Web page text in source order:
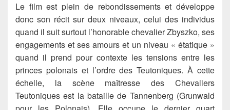
Le film est plein de rebondissements et développe
donc son récit sur deux niveaux, celui des individus
quand il suit surtout l’honorable chevalier Zbyszko, ses
engagements et ses amours et un niveau « étatique »
quand il prend pour contexte les tensions entre les
princes polonais et l’ordre des Teutoniques. À cette
échelle, la scène maîtresse des Chevaliers
Teutoniques est la bataille de Tannenberg (Grunwald